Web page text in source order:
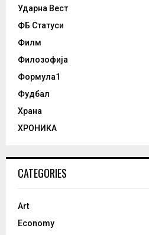
Ударна Вест
ФБ Статуси
Филм
Филозофија
Формула1
Фудбал
Храна
ХРОНИКА
CATEGORIES
Art
Economy